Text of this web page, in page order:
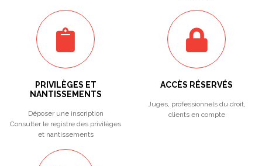
PRIVILÈGES ET
NANTISSEMENTS
Déposer une inscription
Consulter le registre des privilèges
et nantissements
ACCÈS RÉSERVÉS
Juges, professionnels du droit,
clients en compte